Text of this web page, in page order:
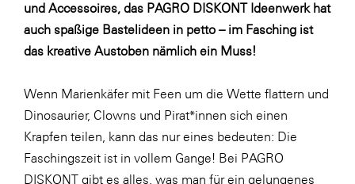
Primark
Salesforce
SeneCura
SERVICE&MORE
SKINUANCE®
und Accessoires, das PAGRO DISKONT Ideenwerkhat
auch spaßige Bastelideen in petto – im Fasching ist
das kreative Austoben nämlich ein Muss!
Wenn Marienkäfer mit Feen um die Wette flattern und
Dinosaurier, Clowns und Pirat*innen sich einen
Krapfen teilen, kann das nur eines bedeuten: Die
Faschingszeit ist in vollem Gange! Bei PAGRO
DISKONT gibt es alles, was man für ein gelungenes